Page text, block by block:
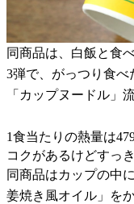
同商品は、白飯と食
3弾で、がっつり食べ
「カップヌードル」
1食当たりの熱量は
コクがあるけどすっ
同商品はカップの中
姜焼き風オイル」を